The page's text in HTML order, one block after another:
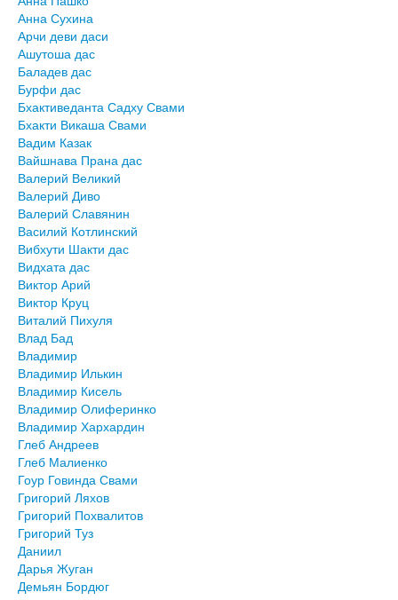
Анна Сухина
Арчи деви даси
Ашутоша дас
Баладев дас
Бурфи дас
Бхактиведанта Садху Свами
Бхакти Викаша Свами
Вадим Казак
Вайшнава Прана дас
Валерий Великий
Валерий Диво
Валерий Славянин
Василий Котлинский
Вибхути Шакти дас
Видхата дас
Виктор Арий
Виктор Круц
Виталий Пихуля
Влад Бад
Владимир
Владимир Илькин
Владимир Кисель
Владимир Олиферинко
Владимир Хархардин
Глеб Андреев
Глеб Малиенко
Гоур Говинда Свами
Григорий Ляхов
Григорий Похвалитов
Григорий Туз
Даниил
Дарья Жуган
Демьян Бордюг